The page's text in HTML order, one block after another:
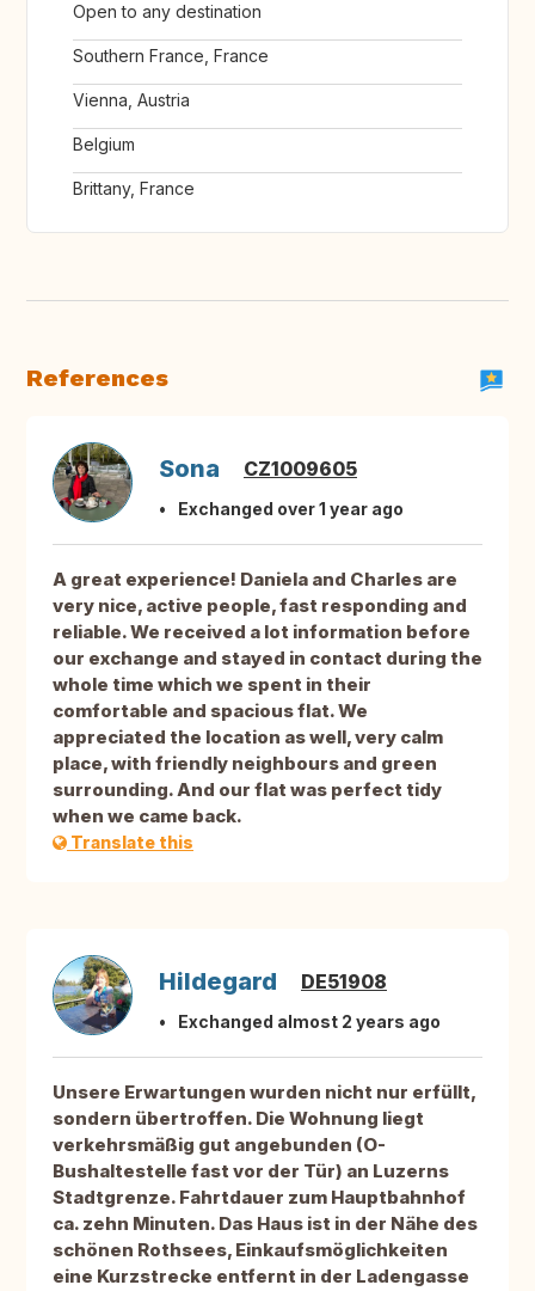
Open to any destination
Southern France, France
Vienna, Austria
Belgium
Brittany, France
References
Sona CZ1009605
Exchanged over 1 year ago
A great experience! Daniela and Charles are
very nice, active people, fast responding and
reliable. We received a lot information before
our exchange and stayed in contact during the
whole time which we spent in their
comfortable and spacious flat. We
appreciated the location as well, very calm
place, with friendly neighbours and green
surrounding. And our flat was perfect tidy
when we came back.
Translate this
Hildegard DE51908
Exchanged almost 2 years ago
Unsere Erwartungen wurden nicht nur erfüllt,
sondern übertroffen. Die Wohnung liegt
verkehrsmäßig gut angebunden (O-
Bushaltestelle fast vor der Tür) an Luzerns
Stadtgrenze. Fahrtdauer zum Hauptbahnhof
ca. zehn Minuten. Das Haus ist in der Nähe des
schönen Rothsees, Einkaufsmöglichkeiten
eine Kurzstrecke entfernt in der Ladengasse